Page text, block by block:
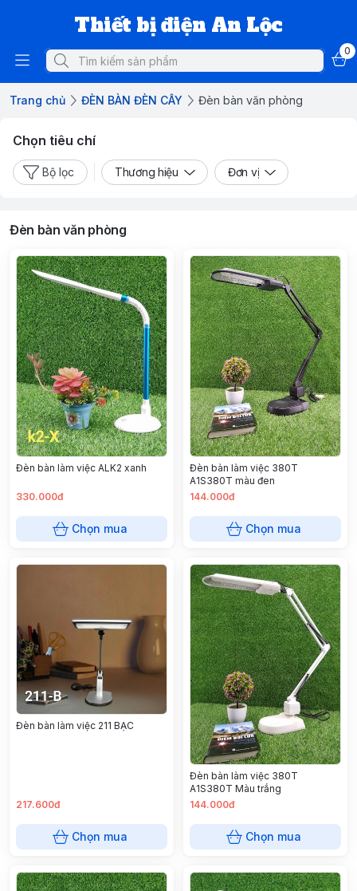
Thiết bị điện An Lộc
0
Trang chủ ĐÈN BÀN ĐÈN CÂY Đèn bàn văn phòng
Chọn tiêu chí
Bộ lọc Thương hiệu Đơn vị
Đèn bàn văn phòng
Đèn bàn làm việc ALK2 xanh
330.000đ
Chọn mua
Đèn bàn làm việc 380T
A1S380T màu đen
144.000đ
Chọn mua
Đèn bàn làm việc 211 BẠC
217.600đ
Chọn mua
Đèn bàn làm việc 380T
A1S380T Màu trắng
144.000đ
Chọn mua